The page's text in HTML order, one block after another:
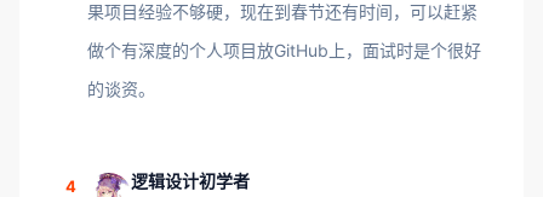
果项目经验不够硬，现在到春节还有时间，可以赶紧
做个有深度的个人项目放GitHub上，面试时是个很好
的谈资。
4 逻辑设计初学者